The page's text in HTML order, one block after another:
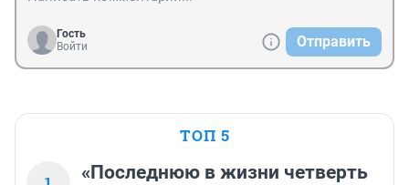
Гость
Войти
Отправить
ТОП 5
«Последнюю в жизни четверть